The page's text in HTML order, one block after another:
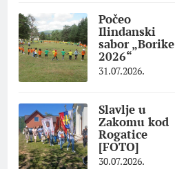
Počeo
Ilindanski
sabor „Borike
2026“
31.07.2026.
Slavlje u
Zakomu kod
Rogatice
[FOTO]
30.07.2026.